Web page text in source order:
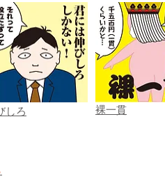
しろ 裸一貫